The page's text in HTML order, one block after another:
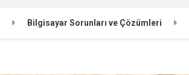
Bilgisayar Sorunları ve Çözümleri